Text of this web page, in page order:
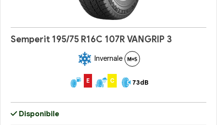
Semperit 195/75 R16C 107R VANGRIP 3
Invernale
E C 73dB
Disponibile